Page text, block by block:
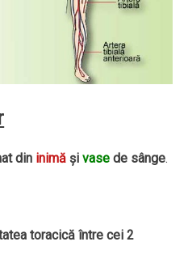
din inimă şivase de sânge.
toracică între cei 2